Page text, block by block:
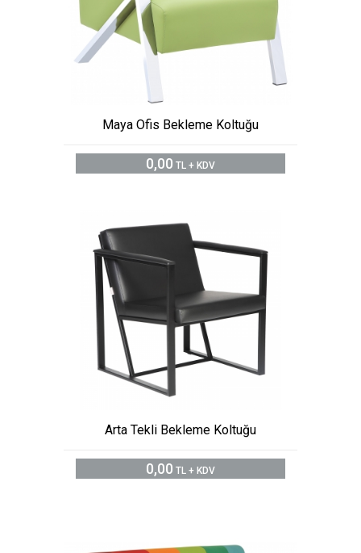
Maya Ofis Bekleme Koltuğu
0,00 TL + KDV
Arta Tekli Bekleme Koltuğu
0,00 TL + KDV